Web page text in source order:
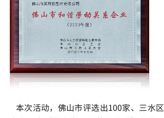
本次活动，佛山市评选出100家、三水区